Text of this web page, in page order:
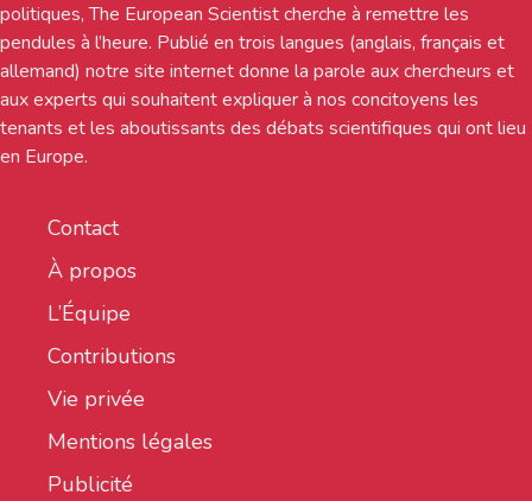
politiques, The European Scientist cherche à remettre les
pendules à l’heure. Publié en trois langues (anglais, français et
allemand) notre site internet donne la parole aux chercheurs et
aux experts qui souhaitent expliquer à nos concitoyens les
tenants et les aboutissants des débats scientifiques qui ont lieu
en Europe.
Contact
À propos
L’Équipe
Contributions
Vie privée
Mentions légales
Publicité